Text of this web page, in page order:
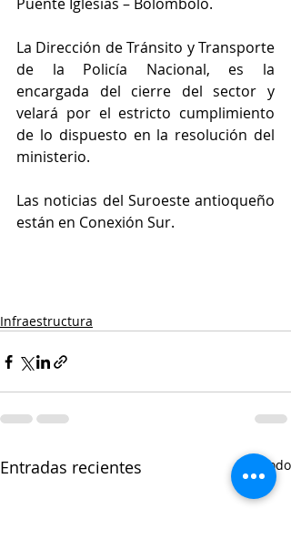
La Dirección de Tránsito y Transporte
de la Policía Nacional, es la
encargada del cierre del sector y
velará por el estricto cumplimiento
de lo dispuesto en la resolución del
ministerio.
Las noticias del Suroeste antioqueño
están en Conexión Sur.
Infraestructura
Entradas recientes Ver todo